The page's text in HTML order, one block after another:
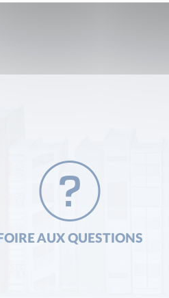
FOIRE AUX QUESTIONS